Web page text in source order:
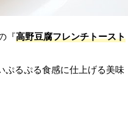
『高野豆腐フレンチトースト
ぷるぷる食感に仕上げる美味